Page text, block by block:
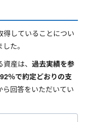
得していることについ
た。
産は、 過去実績を参
％で約定どおりの支
ら回答をいただいてい